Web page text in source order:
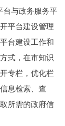
台与政务服务平
平台建设管理
台建设工作和
式，在市知识
专栏，优化栏
息检索、查
所需的政府信